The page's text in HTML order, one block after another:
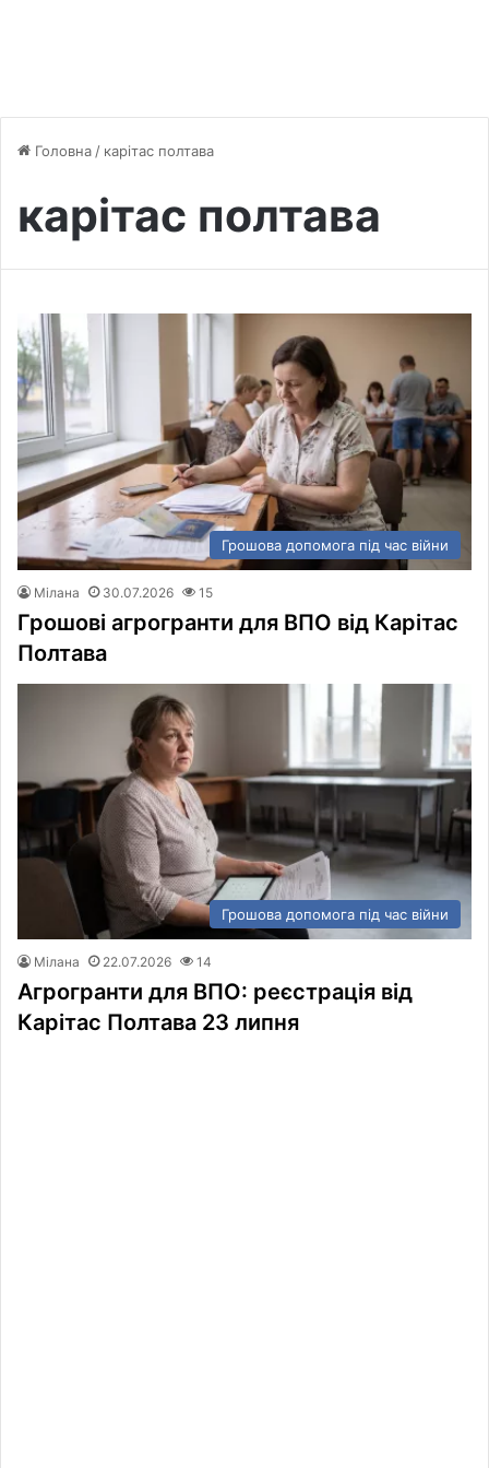
Головна / карітас полтава
карітас полтава
Грошова допомога під час війни
Мілана 30.07.2026 15
Грошові агрогранти для ВПО від Карітас
Полтава
Грошова допомога під час війни
Мілана 22.07.2026 14
Агрогранти для ВПО: реєстрація від
Карітас Полтава 23 липня